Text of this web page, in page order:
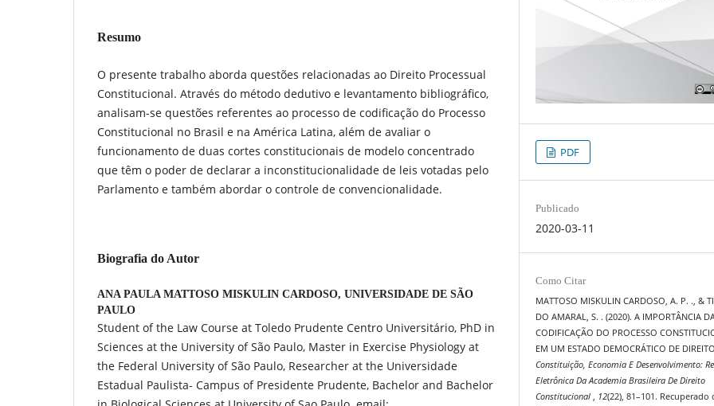
Resumo
O presente trabalho aborda questões relacionadas ao Direito Processual
Constitucional. Através do método dedutivo e levantamento bibliográfico,
analisam-se questões referentes ao processo de codificação do Processo
Constitucional no Brasil e na América Latina, além de avaliar o
funcionamento de duas cortes constitucionais de modelo concentrado
que têm o poder de declarar a inconstitucionalidade de leis votadas pelo
Parlamento e também abordar o controle de convencionalidade.
Biografia do Autor
ANA PAULA MATTOSO MISKULIN CARDOSO, UNIVERSIDADE DE SÃO
PAULO
Student of the Law Course at Toledo Prudente Centro Universitário, PhD in
Sciences at the University of São Paulo, Master in Exercise Physiology at
the Federal University of São Paulo, Researcher at the Universidade
Estadual Paulista- Campus of Presidente Prudente, Bachelor and Bachelor
PDF
Publicado
2020-03-11
Como Citar
MATTOSO MISKULIN CARDOSO, A. P. ., &
DO AMARAL, S. . (2020). A IMPORTÂNCIA
CODIFICAÇÃO DO PROCESSO
EM UM ESTADO DEMOCRÁTICO DE
Constituição, Economia E Desenvolvimento:
Eletrônica Da Academia Brasileira De Direito
Constitucional, 12(22), 81–101. Recuperado